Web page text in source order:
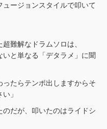
ージョンスタイルで叩いて
難解なドラムソロは、
と単なる「デタラメ」に聞
ったらテンポ出しますからそ
」
だが、叩いたのはライドシ